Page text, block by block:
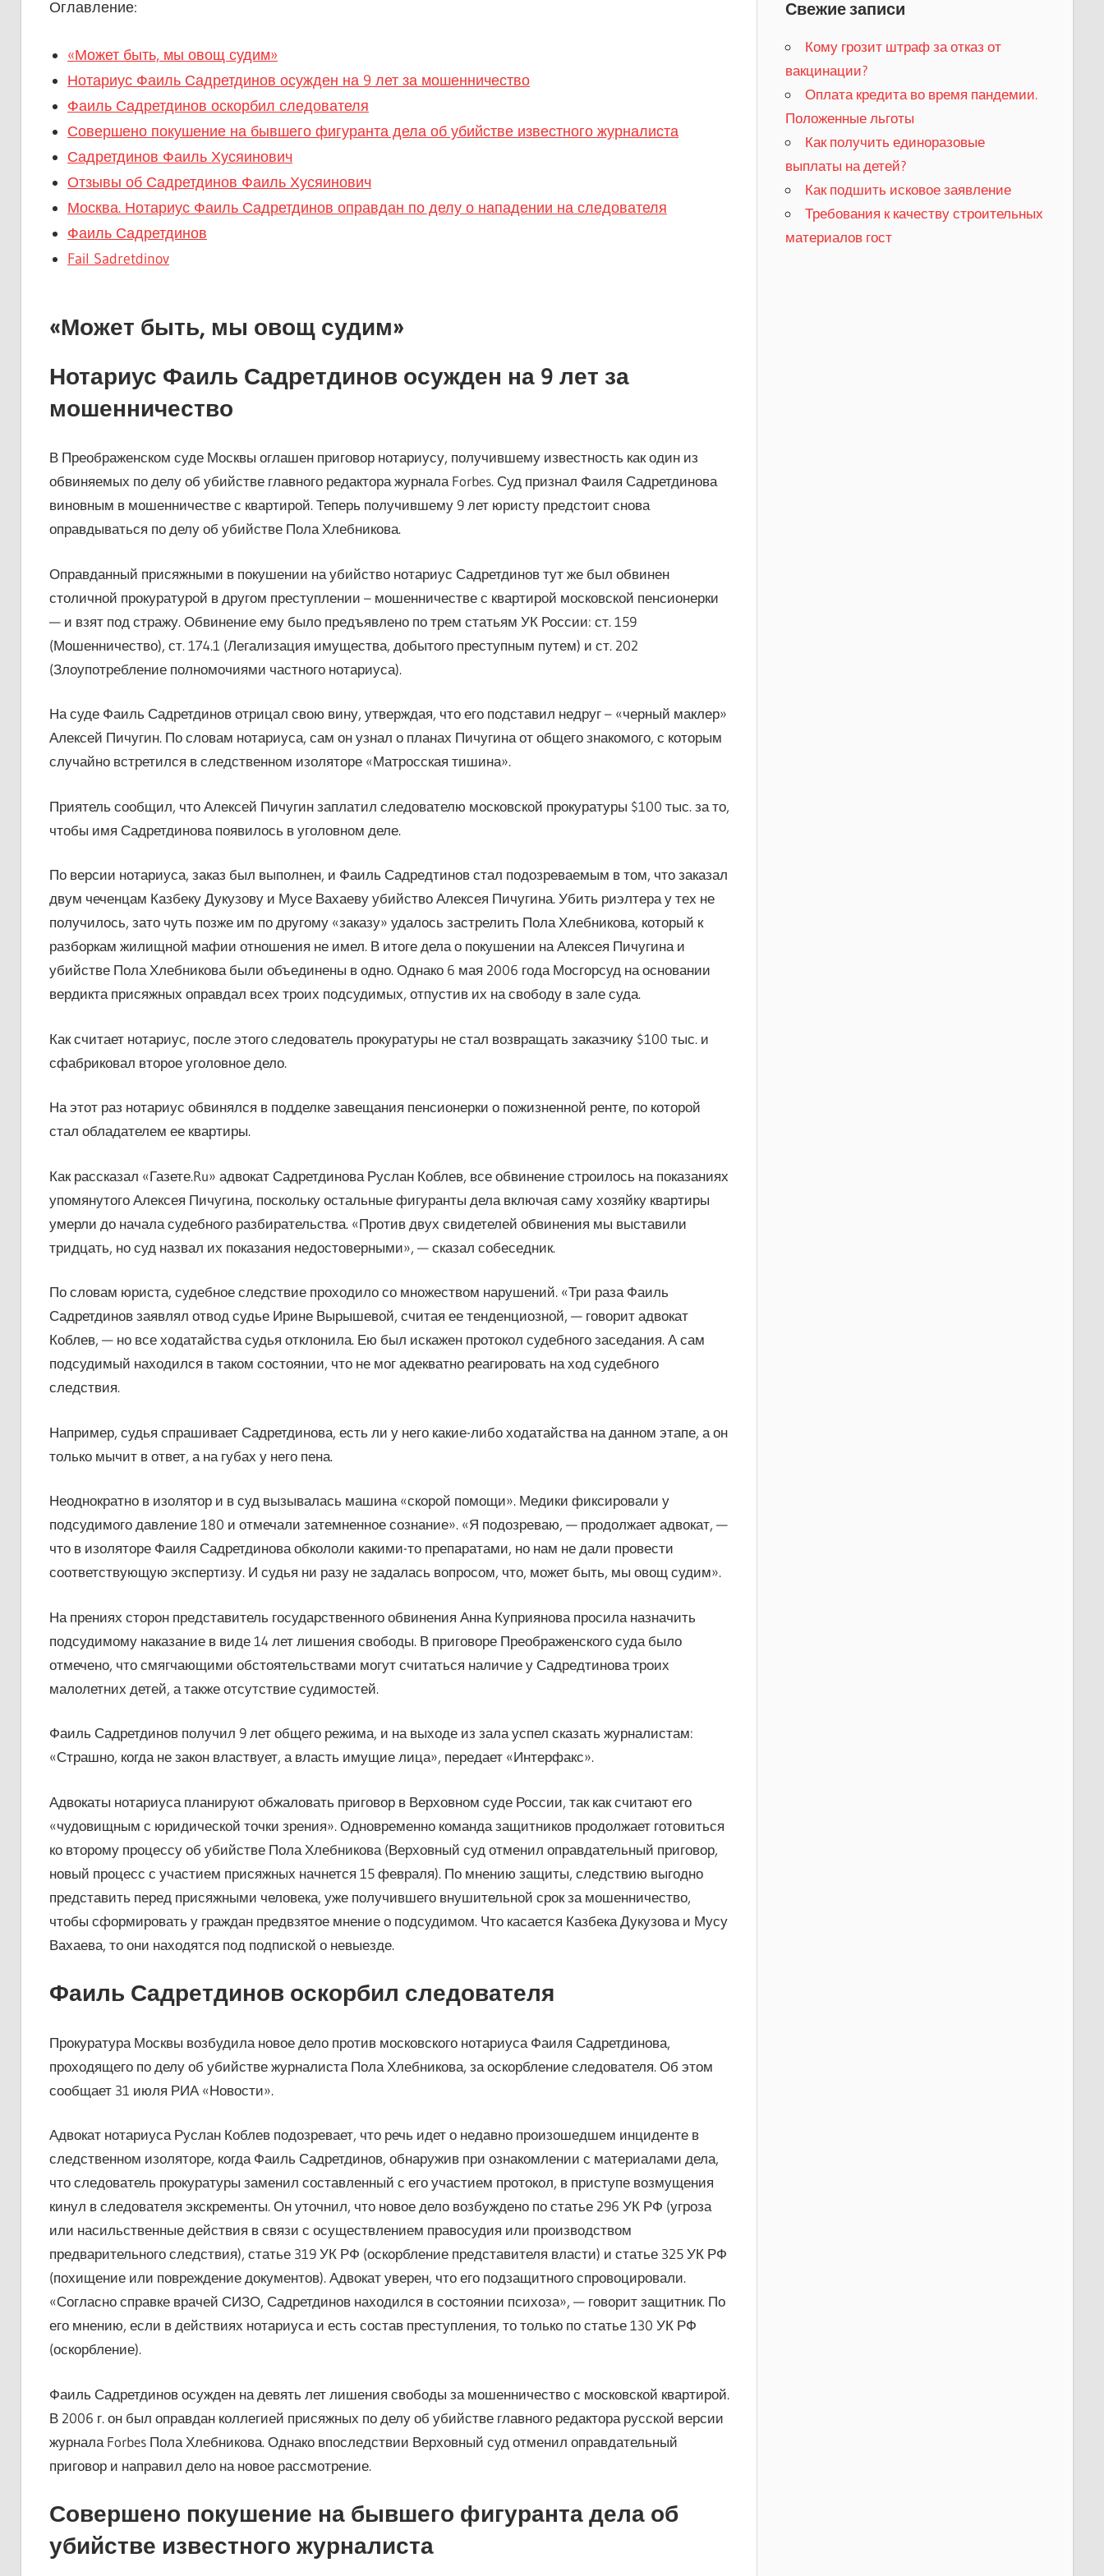
Оглавление:
«Может быть, мы овощ судим»
Нотариус Фаиль Садретдинов осужден на 9 лет за мошенничество
Фаиль Садретдинов оскорбил следователя
Совершено покушение на бывшего фигуранта дела об убийстве известного журналиста
Садретдинов Фаиль Хусяинович
Отзывы об Садретдинов Фаиль Хусяинович
Москва. Нотариус Фаиль Садретдинов оправдан по делу о нападении на следователя
Фаиль Садретдинов
Fail Sadretdinov
«Может быть, мы овощ судим»
Нотариус Фаиль Садретдинов осужден на 9 лет за
мошенничество
В Преображенском суде Москвы оглашен приговор нотариусу, получившему известность как один из
обвиняемых по делу об убийстве главного редактора журнала Forbes. Суд признал Фаиля Садретдинова
виновным в мошенничестве с квартирой. Теперь получившему 9 лет юристу предстоит снова
оправдываться по делу об убийстве Пола Хлебникова.
Оправданный присяжными в покушении на убийство нотариус Садретдинов тут же был обвинен
столичной прокуратурой в другом преступлении – мошенничестве с квартирой московской пенсионерки
— и взят под стражу. Обвинение ему было предъявлено по трем статьям УК России: ст. 159
(Мошенничество), ст. 174.1 (Легализация имущества, добытого преступным путем) и ст. 202
(Злоупотребление полномочиями частного нотариуса).
На суде Фаиль Садретдинов отрицал свою вину, утверждая, что его подставил недруг – «черный маклер»
Алексей Пичугин. По словам нотариуса, сам он узнал о планах Пичугина от общего знакомого, с которым
случайно встретился в следственном изоляторе «Матросская тишина».
Приятель сообщил, что Алексей Пичугин заплатил следователю московской прокуратуры $100 тыс. за то,
чтобы имя Садретдинова появилось в уголовном деле.
По версии нотариуса, заказ был выполнен, и Фаиль Садредтинов стал подозреваемым в том, что заказал
двум чеченцам Казбеку Дукузову и Мусе Вахаеву убийство Алексея Пичугина. Убить риэлтера у тех не
получилось, зато чуть позже им по другому «заказу» удалось застрелить Пола Хлебникова, который к
разборкам жилищной мафии отношения не имел. В итоге дела о покушении на Алексея Пичугина и
убийстве Пола Хлебникова были объединены в одно. Однако 6 мая 2006 года Мосгорсуд на основании
вердикта присяжных оправдал всех троих подсудимых, отпустив их на свободу в зале суда.
Как считает нотариус, после этого следователь прокуратуры не стал возвращать заказчику $100 тыс. и
сфабриковал второе уголовное дело.
На этот раз нотариус обвинялся в подделке завещания пенсионерки о пожизненной ренте, по которой
стал обладателем ее квартиры.
Как рассказал «Газете.Ru» адвокат Садретдинова Руслан Коблев, все обвинение строилось на показаниях
упомянутого Алексея Пичугина, поскольку остальные фигуранты дела включая саму хозяйку квартиры
умерли до начала судебного разбирательства. «Против двух свидетелей обвинения мы выставили
тридцать, но суд назвал их показания недостоверными», — сказал собеседник.
По словам юриста, судебное следствие проходило со множеством нарушений. «Три раза Фаиль
Садретдинов заявлял отвод судье Ирине Вырышевой, считая ее тенденциозной, — говорит адвокат
Коблев, — но все ходатайства судья отклонила. Ею был искажен протокол судебного заседания. А сам
подсудимый находился в таком состоянии, что не мог адекватно реагировать на ход судебного
следствия.
Например, судья спрашивает Садретдинова, есть ли у него какие-либо ходатайства на данном этапе, а он
только мычит в ответ, а на губах у него пена.
Неоднократно в изолятор и в суд вызывалась машина «скорой помощи». Медики фиксировали у
подсудимого давление 180 и отмечали затемненное сознание». «Я подозреваю, — продолжает адвокат, —
что в изоляторе Фаиля Садретдинова обкололи какими-то препаратами, но нам не дали провести
соответствующую экспертизу. И судья ни разу не задалась вопросом, что, может быть, мы овощ судим».
На прениях сторон представитель государственного обвинения Анна Куприянова просила назначить
подсудимому наказание в виде 14 лет лишения свободы. В приговоре Преображенского суда было
отмечено, что смягчающими обстоятельствами могут считаться наличие у Садредтинова троих
малолетних детей, а также отсутствие судимостей.
Фаиль Садретдинов получил 9 лет общего режима, и на выходе из зала успел сказать журналистам:
«Страшно, когда не закон властвует, а власть имущие лица», передает «Интерфакс».
Адвокаты нотариуса планируют обжаловать приговор в Верховном суде России, так как считают его
«чудовищным с юридической точки зрения». Одновременно команда защитников продолжает готовиться
ко второму процессу об убийстве Пола Хлебникова (Верховный суд отменил оправдательный приговор,
новый процесс с участием присяжных начнется 15 февраля). По мнению защиты, следствию выгодно
представить перед присяжными человека, уже получившего внушительной срок за мошенничество,
чтобы сформировать у граждан предвзятое мнение о подсудимом. Что касается Казбека Дукузова и Мусу
Вахаева, то они находятся под подпиской о невыезде.
Фаиль Садретдинов оскорбил следователя
Прокуратура Москвы возбудила новое дело против московского нотариуса Фаиля Садретдинова,
проходящего по делу об убийстве журналиста Пола Хлебникова, за оскорбление следователя. Об этом
сообщает 31 июля РИА «Новости».
Адвокат нотариуса Руслан Коблев подозревает, что речь идет о недавно произошедшем инциденте в
следственном изоляторе, когда Фаиль Садретдинов, обнаружив при ознакомлении с материалами дела,
что следователь прокуратуры заменил составленный с его участием протокол, в приступе возмущения
кинул в следователя экскременты. Он уточнил, что новое дело возбуждено по статье 296 УК РФ (угроза
или насильственные действия в связи с осуществлением правосудия или производством
предварительного следствия), статье 319 УК РФ (оскорбление представителя власти) и статье 325 УК РФ
(похищение или повреждение документов). Адвокат уверен, что его подзащитного спровоцировали.
«Согласно справке врачей СИЗО, Садретдинов находился в состоянии психоза», — говорит защитник. По
его мнению, если в действиях нотариуса и есть состав преступления, то только по статье 130 УК РФ
(оскорбление).
Фаиль Садретдинов осужден на девять лет лишения свободы за мошенничество с московской квартирой.
В 2006 г. он был оправдан коллегией присяжных по делу об убийстве главного редактора русской версии
журнала Forbes Пола Хлебникова. Однако впоследствии Верховный суд отменил оправдательный
приговор и направил дело на новое рассмотрение.
Совершено покушение на бывшего фигуранта дела об
убийстве известного журналиста
Свежие записи
Кому грозит штраф за отказ от
вакцинации?
​Оплата кредита во время пандемии.
Положенные льготы
​Как получить единоразовые
выплаты на детей?
Как подшить исковое заявление
Требования к качеству строительных
материалов гост